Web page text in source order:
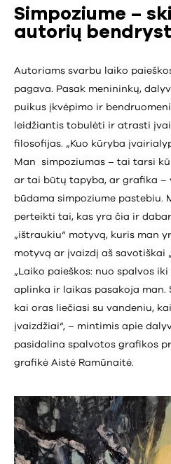
Simpoziume –
autorių
Autoriams svarbu laiko
pagava. Pasak menininkų,
puikus įkvėpimo ir
leidžiantis tobulėti ir atrasti
filosofijas. „Kuo kūryba
Man simpoziumas – tai tarsi
ar tai būtų tapyba, ar grafika –
būdama simpoziume pastebiu.
perteikti tai, kas yra čia ir
„ištraukiu“ motyvą, kuris man
motyvą ar įvaizdį aš savotiškai
„Laiko paieškos: nuo spalvos
aplinka ir laikas pasakoja man.
kai oras liečiasi su vandeniu,
įvaizdžiai“, – mintimis apie
pasidalina spalvotos grafikos
grafikė Aistė Ramūnaitė.